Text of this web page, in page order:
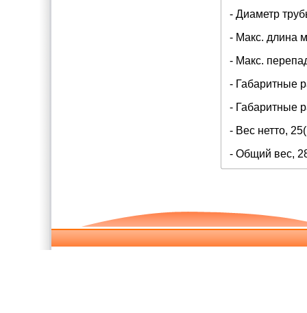
- Диаметр
- Макс. длина
- Макс.
- Габаритные
- Габаритные
- Вес нетто,
- Общий вес,